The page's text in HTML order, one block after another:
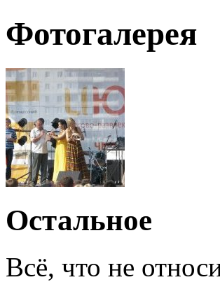
Фотогалерея
Остальное
Всё, что не